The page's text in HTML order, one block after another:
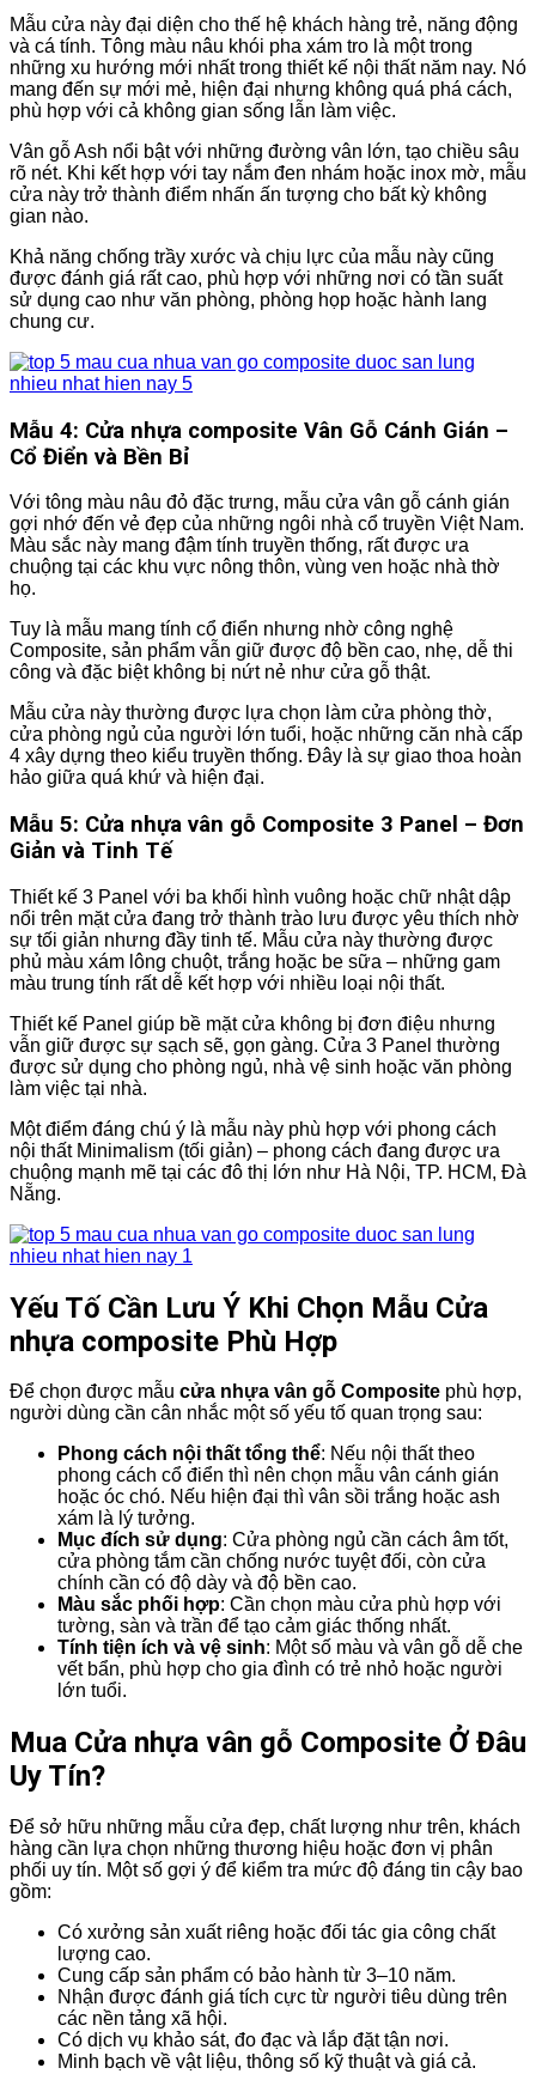
Mẫu cửa này đại diện cho thế hệ khách hàng trẻ, năng động
và cá tính. Tông màu nâu khói pha xám tro là một trong
những xu hướng mới nhất trong thiết kế nội thất năm nay. Nó
mang đến sự mới mẻ, hiện đại nhưng không quá phá cách,
phù hợp với cả không gian sống lẫn làm việc.
Vân gỗ Ash nổi bật với những đường vân lớn, tạo chiều sâu
rõ nét. Khi kết hợp với tay nắm đen nhám hoặc inox mờ, mẫu
cửa này trở thành điểm nhấn ấn tượng cho bất kỳ không
gian nào.
Khả năng chống trầy xước và chịu lực của mẫu này cũng
được đánh giá rất cao, phù hợp với những nơi có tần suất
sử dụng cao như văn phòng, phòng họp hoặc hành lang
chung cư.
Mẫu 4: Cửa nhựa composite Vân Gỗ Cánh Gián –
Cổ Điển và Bền Bỉ
Với tông màu nâu đỏ đặc trưng, mẫu cửa vân gỗ cánh gián
gợi nhớ đến vẻ đẹp của những ngôi nhà cổ truyền Việt Nam.
Màu sắc này mang đậm tính truyền thống, rất được ưa
chuộng tại các khu vực nông thôn, vùng ven hoặc nhà thờ
họ.
Tuy là mẫu mang tính cổ điển nhưng nhờ công nghệ
Composite, sản phẩm vẫn giữ được độ bền cao, nhẹ, dễ thi
công và đặc biệt không bị nứt nẻ như cửa gỗ thật.
Mẫu cửa này thường được lựa chọn làm cửa phòng thờ,
cửa phòng ngủ của người lớn tuổi, hoặc những căn nhà cấp
4 xây dựng theo kiểu truyền thống. Đây là sự giao thoa hoàn
hảo giữa quá khứ và hiện đại.
Mẫu 5: Cửa nhựa vân gỗ Composite 3 Panel – Đơn
Giản và Tinh Tế
Thiết kế 3 Panel với ba khối hình vuông hoặc chữ nhật dập
nổi trên mặt cửa đang trở thành trào lưu được yêu thích nhờ
sự tối giản nhưng đầy tinh tế. Mẫu cửa này thường được
phủ màu xám lông chuột, trắng hoặc be sữa – những gam
màu trung tính rất dễ kết hợp với nhiều loại nội thất.
Thiết kế Panel giúp bề mặt cửa không bị đơn điệu nhưng
vẫn giữ được sự sạch sẽ, gọn gàng. Cửa 3 Panel thường
được sử dụng cho phòng ngủ, nhà vệ sinh hoặc văn phòng
làm việc tại nhà.
Một điểm đáng chú ý là mẫu này phù hợp với phong cách
nội thất Minimalism (tối giản) – phong cách đang được ưa
chuộng mạnh mẽ tại các đô thị lớn như Hà Nội, TP. HCM, Đà
Nẵng.
Yếu Tố Cần Lưu Ý Khi Chọn Mẫu Cửa
nhựa composite Phù Hợp
Để chọn được mẫu cửa nhựa vân gỗ Composite phù hợp,
người dùng cần cân nhắc một số yếu tố quan trọng sau:
Phong cách nội thất tổng thể: Nếu nội thất theo
phong cách cổ điển thì nên chọn mẫu vân cánh gián
hoặc óc chó. Nếu hiện đại thì vân sồi trắng hoặc ash
xám là lý tưởng.
Mục đích sử dụng: Cửa phòng ngủ cần cách âm tốt,
cửa phòng tắm cần chống nước tuyệt đối, còn cửa
chính cần có độ dày và độ bền cao.
Màu sắc phối hợp: Cần chọn màu cửa phù hợp với
tường, sàn và trần để tạo cảm giác thống nhất.
Tính tiện ích và vệ sinh: Một số màu và vân gỗ dễ che
vết bẩn, phù hợp cho gia đình có trẻ nhỏ hoặc người
lớn tuổi.
Mua Cửa nhựa vân gỗ Composite Ở Đâu
Uy Tín?
Để sở hữu những mẫu cửa đẹp, chất lượng như trên, khách
hàng cần lựa chọn những thương hiệu hoặc đơn vị phân
phối uy tín. Một số gợi ý để kiểm tra mức độ đáng tin cậy bao
gồm:
Có xưởng sản xuất riêng hoặc đối tác gia công chất
lượng cao.
Cung cấp sản phẩm có bảo hành từ 3–10 năm.
Nhận được đánh giá tích cực từ người tiêu dùng trên
các nền tảng xã hội.
Có dịch vụ khảo sát, đo đạc và lắp đặt tận nơi.
Minh bạch về vật liệu, thông số kỹ thuật và giá cả.